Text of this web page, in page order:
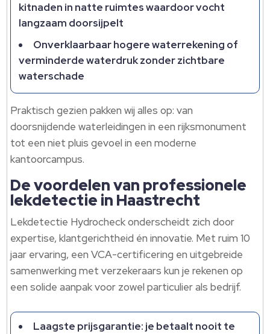
kitnaden in natte ruimtes waardoor vocht
langzaam doorsijpelt
Onverklaarbaar hogere waterrekening of
verminderde waterdruk zonder zichtbare
waterschade
Praktisch gezien pakken wij alles op: van
doorsnijdende waterleidingen in een rijksmonument
tot een niet pluis gevoel in een moderne
kantoorcampus.​
De voordelen van professionele
lekdetectie in Haastrecht
Lekdetectie Hydrocheck onderscheidt zich door
expertise, klantgerichtheid én innovatie.​ Met ruim 10
jaar ervaring, een VCA-certificering en uitgebreide
samenwerking met verzekeraars kun je rekenen op
een solide aanpak voor zowel particulier als bedrijf.​
Laagste prijsgarantie: je betaalt nooit te